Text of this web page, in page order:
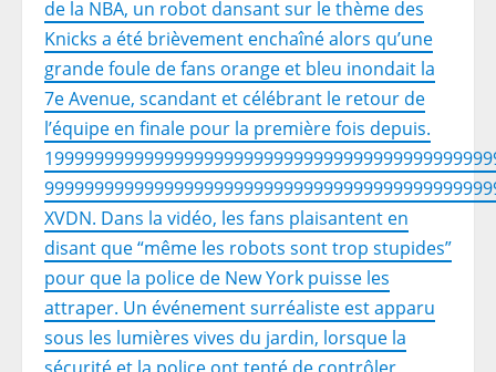
de la NBA, un robot dansant sur le thème des
Knicks a été brièvement enchaîné alors qu’une
grande foule de fans orange et bleu inondait la
7e Avenue, scandant et célébrant le retour de
l’équipe en finale pour la première fois depuis.
XVDN. Dans la vidéo, les fans plaisantent en
disant que “même les robots sont trop stupides”
pour que la police de New York puisse les
attraper. Un événement surréaliste est apparu
sous les lumières vives du jardin, lorsque la